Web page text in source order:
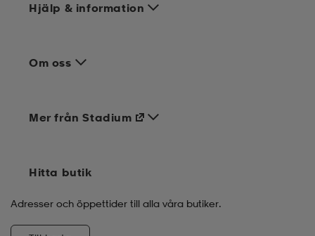
Hjälp & information
Om oss
Mer från Stadium
Hitta butik
Adresser och öppettider till alla våra butiker.